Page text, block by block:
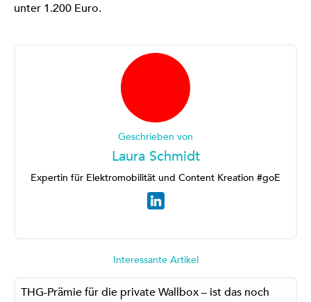
unter 1.200 Euro.
Geschrieben von
Laura Schmidt
Expertin für Elektromobilität und Content Kreation #goE
Interessante Artikel
THG-Prämie für die private Wallbox – ist das noch